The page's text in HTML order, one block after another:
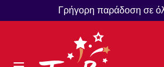
στο
Γρήγορη παράδοση σε
Γλώσσα
Ελληνικά
ΑναζήτησηΑναζήτηση